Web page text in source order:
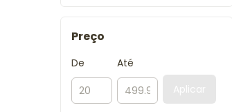
Preço
De
Até
Aplicar